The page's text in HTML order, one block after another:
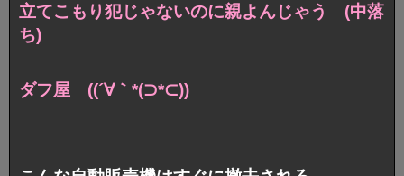
立てこもり犯じゃないのに親よんじゃう (中落
ち)
ダフ屋 ((´∀｀*(⊃*⊂))